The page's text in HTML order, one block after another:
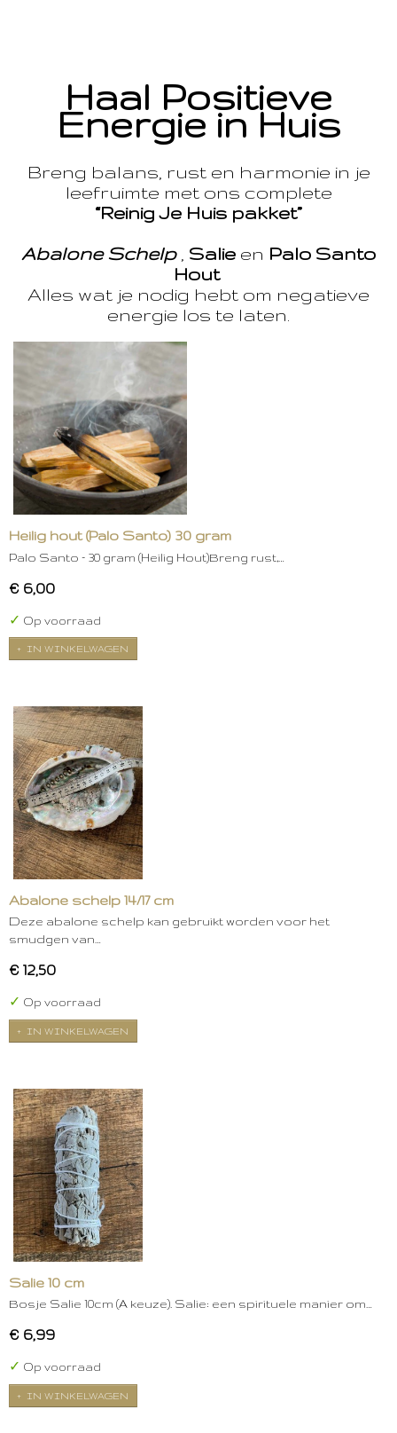
Haal Positieve
Energie in Huis
Breng balans, rust en harmonie in je
leefruimte met ons complete
“Reinig Je Huis pakket”
Abalone Schelp, Salie en Palo Santo
Hout
Alles wat je nodig hebt om negatieve
energie los te laten.
Heilig hout (Palo Santo) 30 gram
Palo Santo – 30 gram (Heilig Hout)Breng rust,…
€ 6,00
✓ Op voorraad
IN WINKELWAGEN
Abalone schelp 14/17 cm
Deze abalone schelp kan gebruikt worden voor het
smudgen van…
€ 12,50
✓ Op voorraad
IN WINKELWAGEN
Salie 10 cm
Bosje Salie 10cm (A keuze). Salie: een spirituele manier om…
€ 6,99
✓ Op voorraad
IN WINKELWAGEN